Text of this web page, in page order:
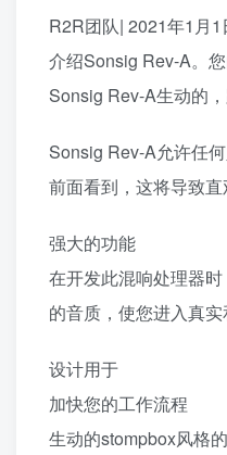
R2R团队| 2021年1月1
介绍Sonsig Rev-A。
Sonsig Rev-A生动的
Sonsig Rev-A允许任
前面看到，这将导致直
强大的功能
在开发此混响处理器
的音质，使您进入真
设计用于
加快您的工作流程
生动的stompbox风格